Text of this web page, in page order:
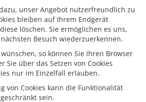
unser Angebot nutzerfreundlich zu
bleiben auf Ihrem Endgerät
löschen. Sie ermöglichen es uns,
Besuch wiederzuerkennen.
so können Sie Ihren Browser
Sie über das Setzen von Cookies
nur im Einzelfall erlauben.
von Cookies kann die Funktionalität
sein.